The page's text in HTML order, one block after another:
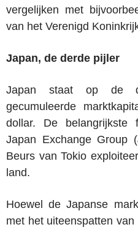
vergelijken met
van het Verenigd
Japan, de derde pijler
Japan staat op de
gecumuleerde
dollar. De belangrijkste
Japan Exchange Group
Beurs van Tokio
land.
Hoewel de Japanse
met het uiteenspatten